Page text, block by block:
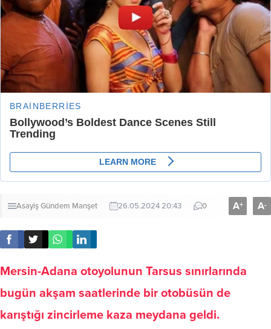
AsayişGündem Manşet 26.05.2024 20:43 0 A+ A-
Mersin-Adana otoyolunun Tarsus sınırlarında
bugün akşam saatlerinde bir otobüsün de
karıştığı zincirleme kaza meydana geldi.